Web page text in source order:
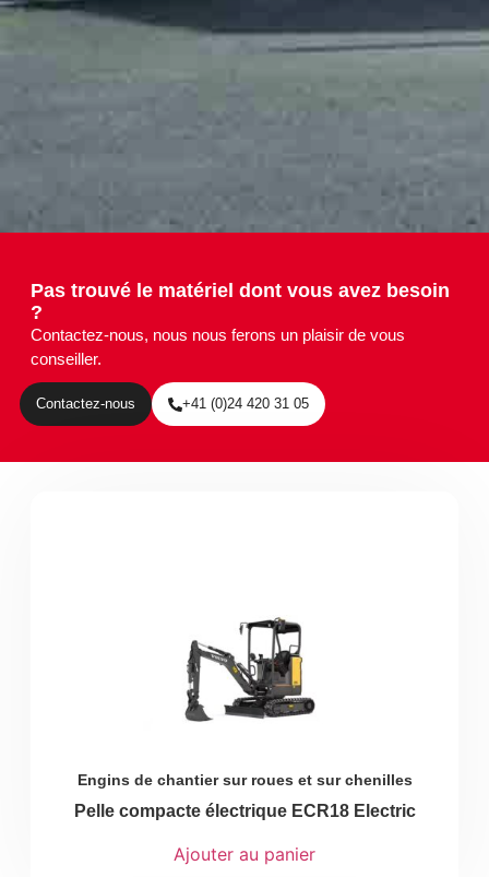
Pas trouvé le matériel dont vous avez besoin
?
Contactez-nous, nous nous ferons un plaisir de vous
conseiller.
Contactez-nous +41 (0)24 420 31 05
Engins de chantier sur roues et sur chenilles
Pelle compacte électrique ECR18 Electric
Ajouter au panier